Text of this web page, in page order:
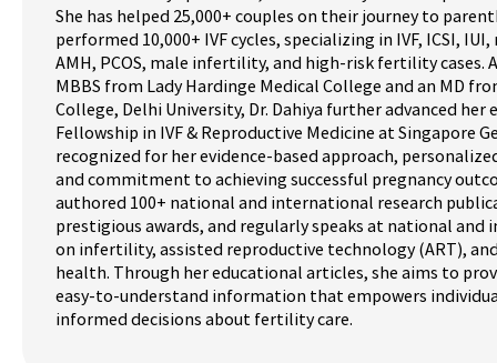
She has helped 25,000+ couples on their journey to
performed 10,000+ IVF cycles, specializing in IVF, ICSI,
AMH, PCOS, male infertility, and high-risk fertility cases.
MBBS from Lady Hardinge Medical College and an MD
College, Delhi University, Dr. Dahiya further advanced her
Fellowship in IVF & Reproductive Medicine at Singapore
recognized for her evidence-based approach,
and commitment to achieving successful pregnancy
authored 100+ national and international research
prestigious awards, and regularly speaks at national
on infertility, assisted reproductive technology (ART),
health. Through her educational articles, she aims to
easy-to-understand information that empowers
informed decisions about fertility care.